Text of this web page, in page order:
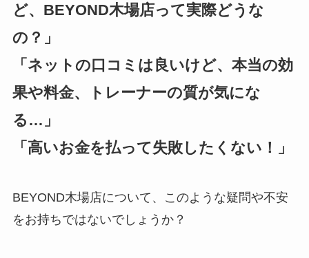
ど、BEYOND木場店って実際どうな
の？」
「ネットの口コミは良いけど、本当の効
果や料金、トレーナーの質が気にな
る…」
「高いお金を払って失敗したくない！」
BEYOND木場店について、このような疑問や不安
をお持ちではないでしょうか？